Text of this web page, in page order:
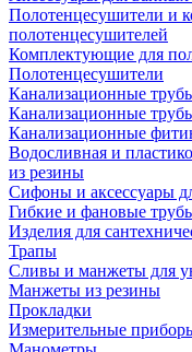
Полотенцесушители и
полотенцесушителей
Комплектующие для
Полотенцесушители
Канализационные
Канализационные
Канализационные
Водосливная и
из резины
Сифоны и аксессуары
Гибкие и фановые
Изделия для
Трапы
Сливы и манжеты для
Манжеты из резины
Прокладки
Измерительные